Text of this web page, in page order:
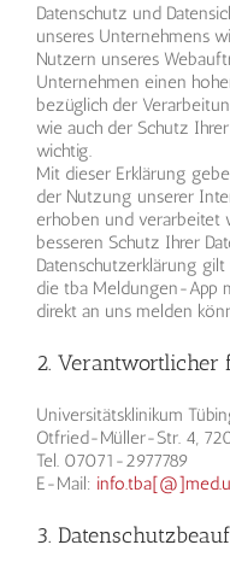
Datenschutz und
unseres Unternehmens
Nutzern unseres
Unternehmen einen
bezüglich der
wie auch der Schutz
wichtig.
Mit dieser Erklärung
der Nutzung unserer
erhoben und verarbeitet
besseren Schutz Ihrer
Datenschutzerklärung
die tba Meldungen-App
direkt an uns melden
2. Verantwortlicher
Universitätsklinikum
Otfried-Müller-Str. 4,
Tel. 07071-2977789
E-Mail:
3.